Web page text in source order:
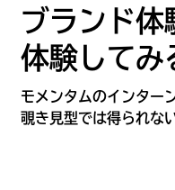
ブランド体
体験してみ
モメンタムのインター
覗き見型では得られな